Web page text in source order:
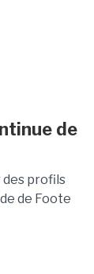
de
des profils
de Foote